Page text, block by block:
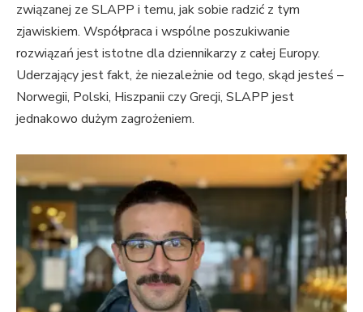
związanej ze SLAPP i temu, jak sobie radzić z tym
zjawiskiem. Współpraca i wspólne poszukiwanie
rozwiązań jest istotne dla dziennikarzy z całej Europy.
Uderzający jest fakt, że niezależnie od tego, skąd jesteś –
Norwegii, Polski, Hiszpanii czy Grecji, SLAPP jest
jednakowo dużym zagrożeniem.